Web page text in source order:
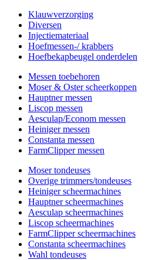
Klauwverzorging
Diversen
Injectiemateriaal
Hoefmessen-/ krabbers
Hoefbekapbeugel onderdelen
Messen toebehoren
Moser & Oster scheerkoppen
Hauptner messen
Liscop messen
Aesculap/Econom messen
Heiniger messen
Constanta messen
FarmClipper messen
Moser tondeuses
Overige trimmers/tondeuses
Heiniger scheermachines
Hauptner scheermachines
Aesculap scheermachines
Liscop scheermachines
FarmClipper scheermachines
Constanta scheermachines
Wahl tondeuses